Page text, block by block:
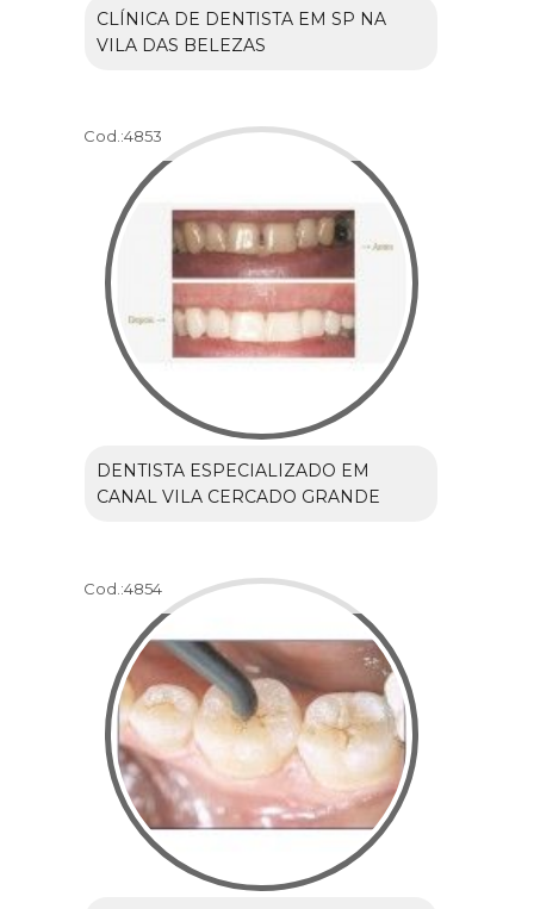
CLÍNICA DE DENTISTA EM SP NA
VILA DAS BELEZAS
Cod.:4853
DENTISTA ESPECIALIZADO EM
CANAL VILA CERCADO GRANDE
Cod.:4854